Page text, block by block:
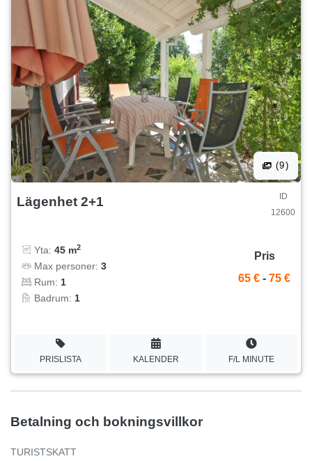
(9)
Lägenhet 2+1
ID
12600
Yta: 45 m2
Max personer: 3
Rum: 1
Badrum: 1
Pris
65 € - 75 €
PRISLISTA KALENDER F/L MINUTE
Betalning och bokningsvillkor
TURISTSKATT